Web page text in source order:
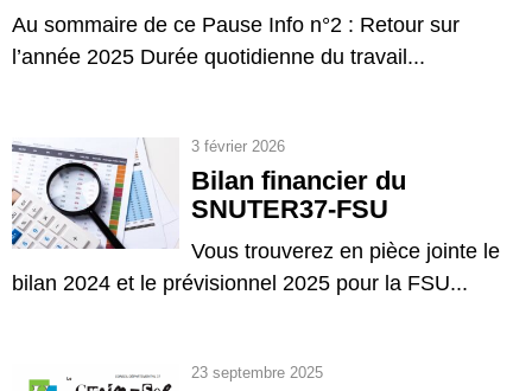
Au sommaire de ce Pause Info n°2 : Retour sur
l’année 2025 Durée quotidienne du travail...
3 février 2026
Bilan financier du
SNUTER37-FSU
Vous trouverez en pièce jointe le
bilan 2024 et le prévisionnel 2025 pour la FSU...
23 septembre 2025